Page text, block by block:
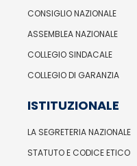
CONSIGLIO NAZIONALE
ASSEMBLEA NAZIONALE
COLLEGIO SINDACALE
COLLEGIO DI GARANZIA
ISTITUZIONALE
LA SEGRETERIA NAZIONALE
STATUTO E CODICE ETICO